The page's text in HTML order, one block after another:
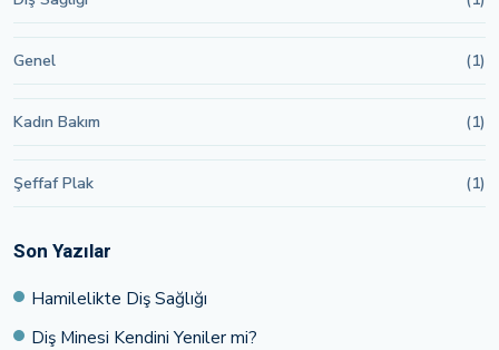
Genel (1)
Kadın Bakım (1)
Şeffaf Plak (1)
Son Yazılar
Hamilelikte Diş Sağlığı
Diş Minesi Kendini Yeniler mi?